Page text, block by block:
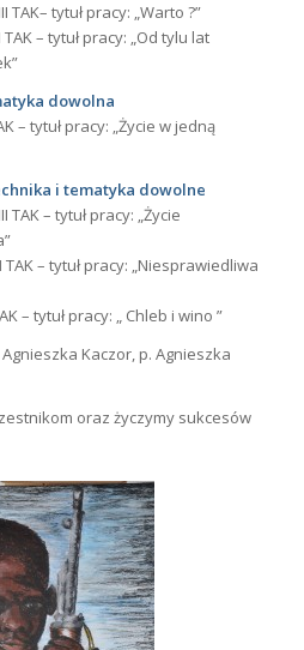
tytuł pracy: „Warto ?”
– tytuł pracy: „Od tylu lat
dowolna
– tytuł pracy: „Życie w jedną
i tematyka dowolne
– tytuł pracy: „Życie
– tytuł pracy: „Niesprawiedliwa
– tytuł pracy: „ Chleb i wino ”
Kaczor, p. Agnieszka
oraz życzymy sukcesów